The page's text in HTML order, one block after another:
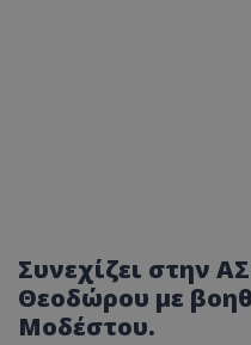
Συνεχίζει στην
Θεοδώρου με
Μοδέστου.